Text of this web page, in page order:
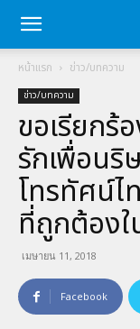
หน้าแรก ข่าว/บทความ
ข่าว/บทความ
ขอเรียกร้
รักเพื่อนริ
โทรทัศน์ไ
ที่ถูกต้องใ
เมษายน 11, 2018
Facebook